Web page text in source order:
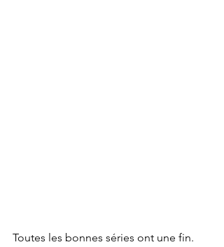
Toutes les bonnes séries ont une fin.